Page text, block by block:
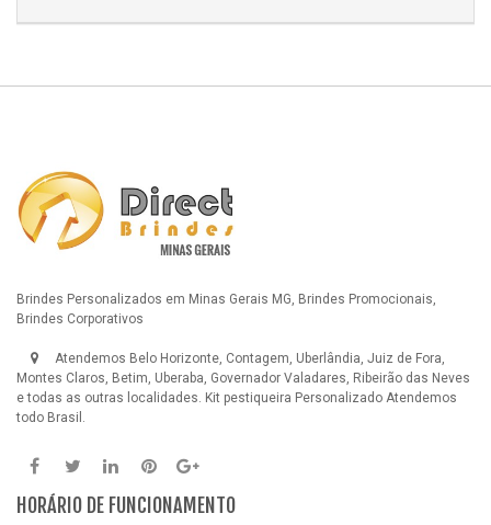
Brindes Personalizados em Minas Gerais MG, Brindes Promocionais,
Brindes Corporativos
Atendemos Belo Horizonte, Contagem, Uberlândia, Juiz de Fora,
Montes Claros, Betim, Uberaba, Governador Valadares, Ribeirão das Neves
e todas as outras localidades. Kit pestiqueira Personalizado Atendemos
todo Brasil.
HORÁRIO DE FUNCIONAMENTO